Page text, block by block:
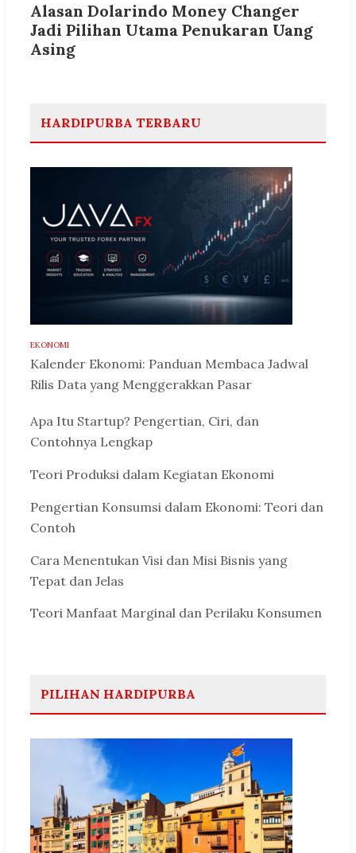
Alasan Dolarindo Money Changer
Jadi Pilihan Utama Penukaran Uang
Asing
HARDIPURBA TERBARU
EKONOMI
Kalender Ekonomi: Panduan Membaca Jadwal
Rilis Data yang Menggerakkan Pasar
Apa Itu Startup? Pengertian, Ciri, dan
Contohnya Lengkap
Teori Produksi dalam Kegiatan Ekonomi
Pengertian Konsumsi dalam Ekonomi: Teori dan
Contoh
Cara Menentukan Visi dan Misi Bisnis yang
Tepat dan Jelas
Teori Manfaat Marginal dan Perilaku Konsumen
PILIHAN HARDIPURBA